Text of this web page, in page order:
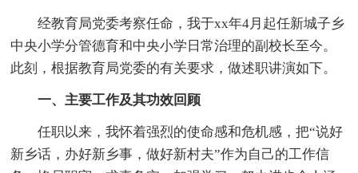
经教育局党委考察任命，我于xx年4月起任新城子乡
中央小学分管德育和中央小学日常治理的副校长至今。
此刻，根据教育局党委的有关要求，做述职讲演如下。
一、主要工作及其功效回顾
任职以来，我怀着强烈的使命感和危机感，把“说好
新乡话，办好新乡事，做好新村夫”作为自己的工作信